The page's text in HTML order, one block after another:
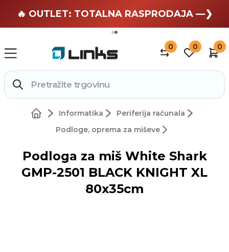
🏄 Zaslužuješ odmor —❯
🔥 OUTLET: TOTALNA RASPRODAJA —❯
0 0 0
Informatika
Periferija računala
Podloge, oprema za miševe
Podloga za miš White Shark
GMP-2501 BLACK KNIGHT XL
80x35cm